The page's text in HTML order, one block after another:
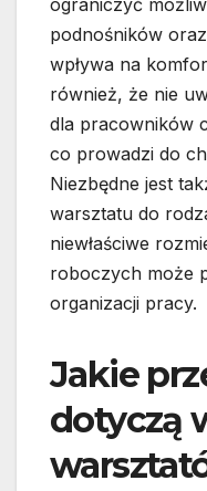
ograniczyć
podnośników
wpływa na
również, że nie
dla pracowników
co prowadzi do
Niezbędne jest
warsztatu do
niewłaściwe
roboczych może
organizacji pracy.
Jakie
dotyczą